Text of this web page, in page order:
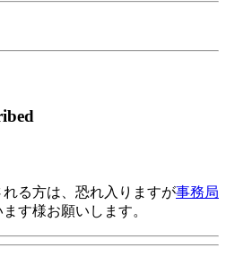
る方は、恐れ入りますが事務局
す様お願いします。